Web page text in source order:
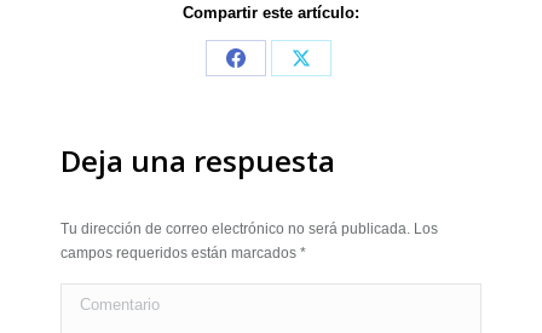
Compartir este artículo:
Share
Share
Deja una respuesta
Tu dirección de correo electrónico no será publicada. Los
campos requeridos están marcados *
Comentario